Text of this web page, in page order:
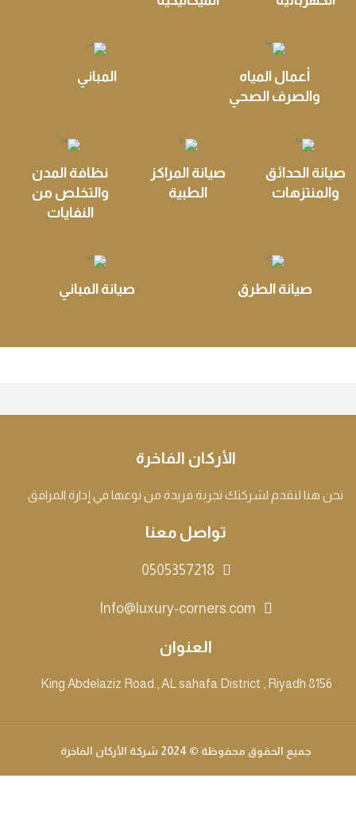
أعمال المياه
والصرف الصحي
المباني
صيانة الحدائق
والمنتزهات
صيانة المراكز
الطبية
نظافة المدن
والتخلص من
النفايات
صيانة الطرق صيانة المباني
الأركان الفاخرة
نحن هنا لنقدم لشركتك تجربة فريدة من نوعها في إدارة المرافق
تواصل معنا
0505357218
Info@luxury-corners.com
العنوان
8156 King Abdelaziz Road., AL sahafa District , Riyadh
جميع الحقوق محفوظة © 2024 شركة الأركان الفاخرة